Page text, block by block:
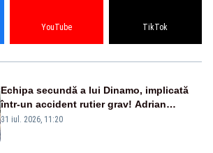
YouTube TikTok
Echipa secundă a lui Dinamo, implicată
într-un accident rutier grav! Adrian
Ropotan a fost resuscitat
31 iul. 2026, 11:20